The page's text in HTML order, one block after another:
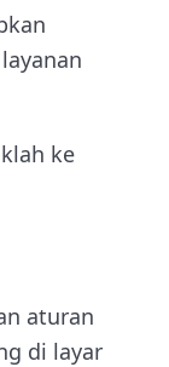
ke
aturan
di layar